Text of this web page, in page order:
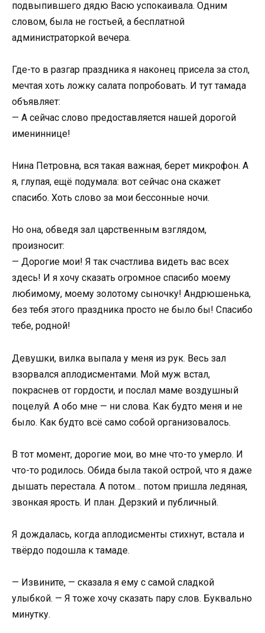
подвыпившего дядю Васю успокаивала. Одним
словом, была не гостьей, а бесплатной
администраторкой вечера.
Где-то в разгар праздника я наконец присела за стол,
мечтая хоть ложку салата попробовать. И тут тамада
объявляет:
— А сейчас слово предоставляется нашей дорогой
имениннице!
Нина Петровна, вся такая важная, берет микрофон. А
я, глупая, ещё подумала: вот сейчас она скажет
спасибо. Хоть слово за мои бессонные ночи.
Но она, обведя зал царственным взглядом,
произносит:
— Дорогие мои! Я так счастлива видеть вас всех
здесь! И я хочу сказать огромное спасибо моему
любимому, моему золотому сыночку! Андрюшенька,
без тебя этого праздника просто не было бы! Спасибо
тебе, родной!
Девушки, вилка выпала у меня из рук. Весь зал
взорвался аплодисментами. Мой муж встал,
покраснев от гордости, и послал маме воздушный
поцелуй. А обо мне — ни слова. Как будто меня и не
было. Как будто всё само собой организовалось.
В тот момент, дорогие мои, во мне что-то умерло. И
что-то родилось. Обида была такой острой, что я даже
дышать перестала. А потом… потом пришла ледяная,
звонкая ярость. И план. Дерзкий и публичный.
Я дождалась, когда аплодисменты стихнут, встала и
твёрдо подошла к тамаде.
— Извините, — сказала я ему с самой сладкой
улыбкой. — Я тоже хочу сказать пару слов. Буквально
минутку.